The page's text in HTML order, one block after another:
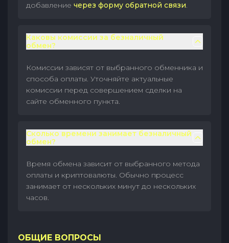
добавление через форму обратной связи.
Каковы комиссии за безналичный
обмен?
Комиссии зависят от выбранного обменника и
способа оплаты. Уточняйте актуальные
комиссии перед совершением сделки на
сайте обменного пункта.
Сколько времени занимает безналичный
обмен?
Время обмена зависит от выбранного метода
оплаты и криптовалюты. Обычно процесс
занимает от нескольких минут до нескольких
часов.
ОБЩИЕ ВОПРОСЫ